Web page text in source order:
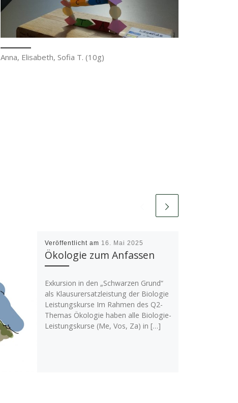
Anna, Elisabeth, Sofia T. (10g)
Veröffentlicht am 16. Mai 2025
Ökologie zum Anfassen
Exkursion in den „Schwarzen Grund“
als Klausurersatzleistung der Biologie
Leistungskurse Im Rahmen des Q2-
Themas Ökologie haben alle Biologie-
Leistungskurse (Me, Vos, Za) in […]